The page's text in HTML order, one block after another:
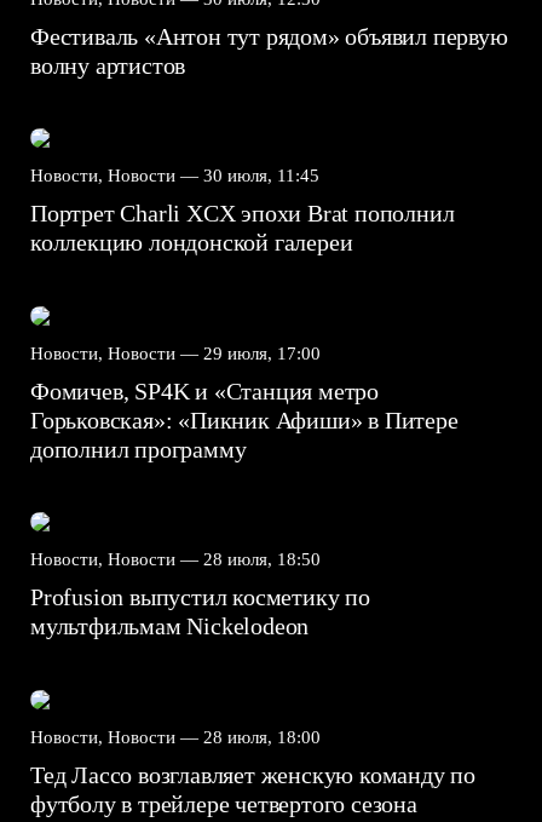
Фестиваль «Антон тут рядом» объявил первую
волну артистов
Новости, Новости — 30 июля, 11:45
Портрет Charli XCX эпохи Brat пополнил
коллекцию лондонской галереи
Новости, Новости — 29 июля, 17:00
Фомичев, SP4K и «Станция метро
Горьковская»: «Пикник Афиши» в Питере
дополнил программу
Новости, Новости — 28 июля, 18:50
Profusion выпустил косметику по
мультфильмам Nickelodeon
Новости, Новости — 28 июля, 18:00
Тед Лассо возглавляет женскую команду по
футболу в трейлере четвертого сезона